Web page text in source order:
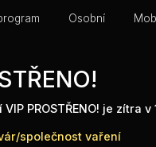
Osobní
PROSTŘENO! je zítra v
společnost vaření